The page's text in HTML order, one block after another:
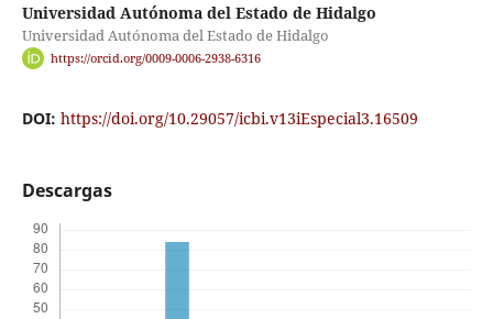
Universidad Autónoma del Estado de Hidalgo
Universidad Autónoma del Estado de Hidalgo
https://orcid.org/0009-0006-2938-6316
DOI: https://doi.org/10.29057/icbi.v13iEspecial3.16509
Descargas